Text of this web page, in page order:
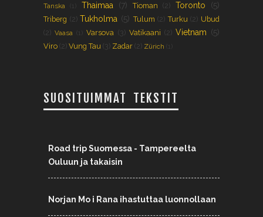
Tanska (1) Thaimaa (7) Tioman (2) Toronto (5)
Triberg (2) Tukholma (5) Tulum (2) Turku (2) Ubud
(2) Vaasa (1) Varsova (3) Vatikaani (2) Vietnam (5)
Viro (2) Vung Tau (3) Zadar (2) Zürich (1)
SUOSITUIMMAT TEKSTIT
Road trip Suomessa - Tampereelta
Ouluun ja takaisin
Norjan Mo i Rana ihastuttaa luonnollaan